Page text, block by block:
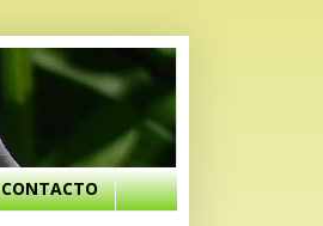
CONTACTO